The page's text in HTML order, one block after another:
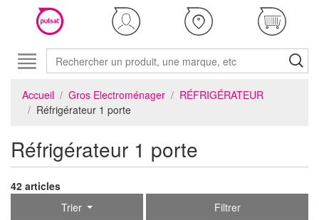
Accueil Gros Electroménager
RÉFRIGÉRATEUR
Réfrigérateur 1 porte
Réfrigérateur 1 porte
42 articles
Trier
Filtrer